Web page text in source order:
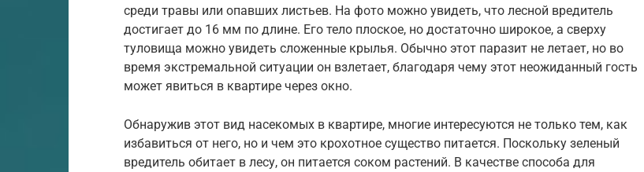
среди травы или опавших листьев. На фото можно увидеть, что лесной вредитель
достигает до 16 мм по длине. Его тело плоское, но достаточно широкое, а сверху
туловища можно увидеть сложенные крылья. Обычно этот паразит не летает, но во
время экстремальной ситуации он взлетает, благодаря чему этот неожиданный гость
может явиться в квартире через окно.
Обнаружив этот вид насекомых в квартире, многие интересуются не только тем, как
избавиться от него, но и чем это крохотное существо питается. Поскольку зеленый
вредитель обитает в лесу, он питается соком растений. В качестве способа для